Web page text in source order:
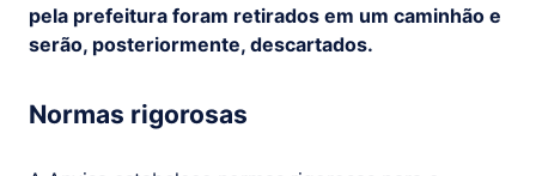
pela prefeitura foram retirados em um caminhão e
serão, posteriormente, descartados.
Normas rigorosas